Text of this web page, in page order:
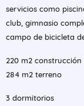
servicios como
club, gimnasio
campo de bicicleta
220 m2 construcción
284 m2 terreno
3 dormitorios